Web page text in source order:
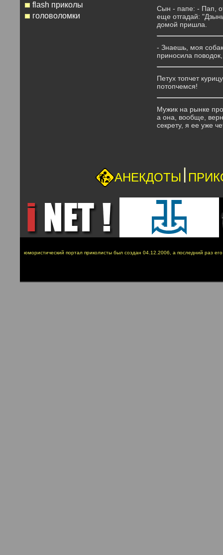
flash приколы
головоломки
Сын - папе: - Пап,
еще отгадай:
домой пришла.
- Знаешь, моя
приносила
Петух топчет
потопчемся!
Мужик на рынке
а она, вообще,
секрету, я ее уже
АНЕКДОТЫ |
юмористический портал приколисты был создан 04.12.2006, а последний раз